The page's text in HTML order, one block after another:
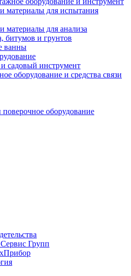
материалы для испытания
материалы для анализа
битумов и грунтов
ванны
садовый инструмент
оборудование и средства связи
оборудование
Групп